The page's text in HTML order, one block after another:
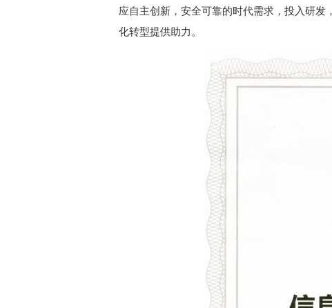
应自主创新，安全可靠的时代需求，投入研
化转型提供助力。